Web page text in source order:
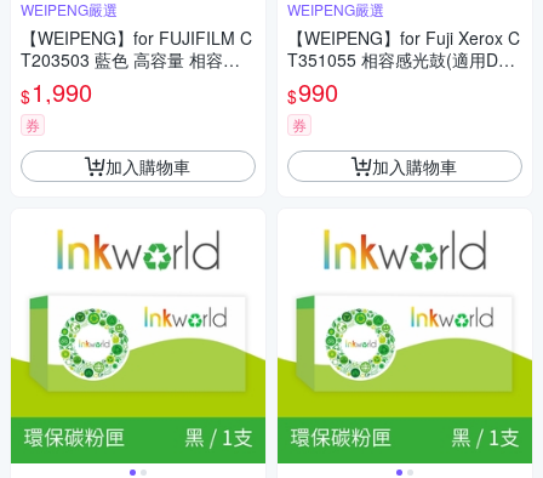
WEIPENG嚴選
【WEIPENG】for FUJIFILM C
T203503 藍色 高容量 相容碳
粉匣(適用ApeosPrint C325dw/
Apeos C325dw/C325z)
$1,990
券
加入購物車
WEIPENG嚴選
【WEIPENG】for Fuji Xerox C
T351055 相容感光鼓(適用Doc
uPrint M225dw/M225z/M265z/
P225d/P225db)
$990
券
加入購物車